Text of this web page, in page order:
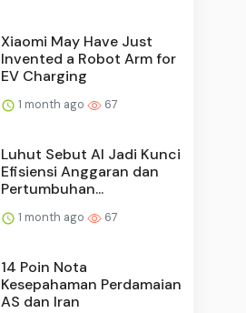
Xiaomi May Have Just
Invented a Robot Arm for
EV Charging
1 month ago 67
Luhut Sebut AI Jadi Kunci
Efisiensi Anggaran dan
Pertumbuhan...
1 month ago 67
14 Poin Nota
Kesepahaman Perdamaian
AS dan Iran